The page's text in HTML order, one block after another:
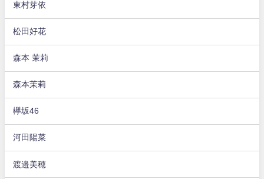
東村芽依
松田好花
森本 茉莉
森本茉莉
欅坂46
河田陽菜
渡邉美穂